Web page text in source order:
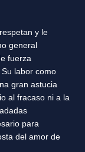
y le
general
fuerza
labor como
gran astucia
al fracaso ni a la
para
del amor de